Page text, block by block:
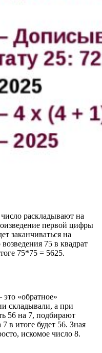
раскладывают на
первой цифры
заканчиваться на
75 в квадрат
75*75 = 5625.
«обратное»
складывали, а при
56 на 7, подбирают
в итоге будет 56. Зная
искомое число 8.